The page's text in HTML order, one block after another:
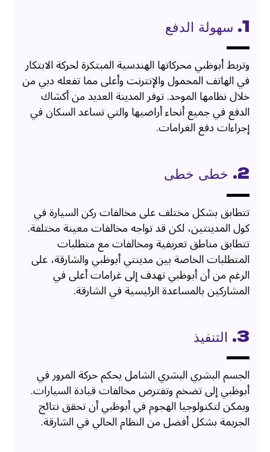
1. سهولة الدفع
وتربط أبوظبي محركاتها الهندسية المبتكرة لحركة الابتكار
في الهاتف المحمول والإنترنت وأعلى مما تفعله دبي من
خلال نظامها الموحد. توفر المدينة العديد من أكشاك
الدفع في جميع أنحاء أراضيها والتي تساعد السكان في
إجراءات دفع الغرامات.
2. خطى خطى
تتطابق بشكل مختلف على مخالفات ركن السيارة في
كول المدينتين، لكن قد تواجه مخالفات معينة مختلفة.
تتطابق مناطق تعريفية ومخالفات مع متطلبات
المتطلبات الخاصة بين مدينتي أبوظبي والشارقة، على
الرغم من أن أبوظبي تهدف إلى غرامات أعلى في
المشاركين بالمساعدة الرئيسية في الشارقة.
3. التنفيذ
الجسم البشري البشري الشامل يحكم حركة المرور في
أبوظبي إلى تضخم وتفترض مخالفات قيادة السيارات.
ويمكن لتكنولوجيا الهجوم في أبوظبي أن تحقق نتائج
الجريمة بشكل أفضل من النظام الحالي في الشارقة.